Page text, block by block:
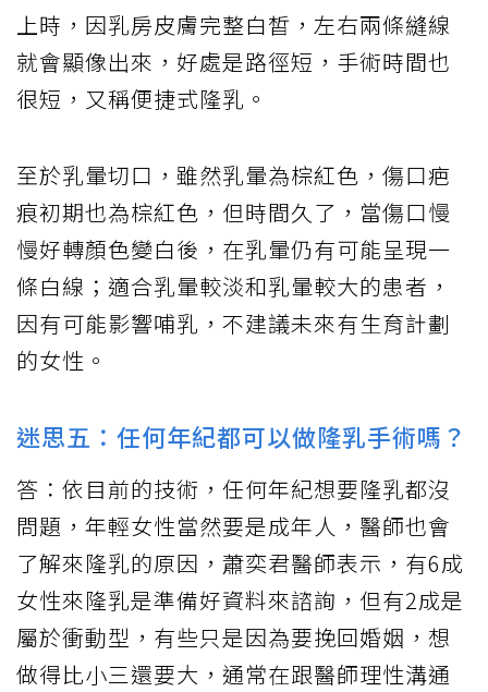
上時，因乳房皮膚完整白皙，左右兩條縫線
就會顯像出來，好處是路徑短，手術時間也
很短，又稱便捷式隆乳。
至於乳暈切口，雖然乳暈為棕紅色，傷口疤
痕初期也為棕紅色，但時間久了，當傷口慢
慢好轉顏色變白後，在乳暈仍有可能呈現一
條白線；適合乳暈較淡和乳暈較大的患者，
因有可能影響哺乳，不建議未來有生育計劃
的女性。
迷思五：任何年紀都可以做隆乳手術嗎？
答：依目前的技術，任何年紀想要隆乳都沒
問題，年輕女性當然要是成年人，醫師也會
了解來隆乳的原因，蕭奕君醫師表示，有6成
女性來隆乳是準備好資料來諮詢，但有2成是
屬於衝動型，有些只是因為要挽回婚姻，想
做得比小三還要大，通常在跟醫師理性溝通